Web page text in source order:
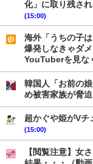
化」に取り残さ
(15:00)
海外「うちの子
爆発しなきゃダ
YouTuberを見な
韓国人「お前の
め被害家族が脅
超かぐや姫がVチ
(15:00)
【閲覧注意】女